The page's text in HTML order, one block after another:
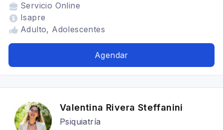
Servicio Online
Isapre
Adulto, Adolescentes
Agendar
Valentina Rivera Steffanini
Psiquiatría